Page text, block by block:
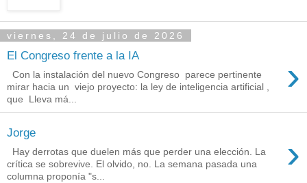
viernes, 24 de julio de 2026
El Congreso frente a la IA ›
Con la instalación del nuevo Congreso parece pertinente
mirar hacia un viejo proyecto: la ley de inteligencia artificial ,
que Lleva má...
Jorge ›
Hay derrotas que duelen más que perder una elección. La
crítica se sobrevive. El olvido, no. La semana pasada una
columna proponía "s...